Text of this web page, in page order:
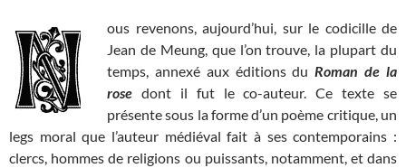
ous revenons, aujourd’hui, sur le codicille de
Jean de Meung, que l’on trouve, la plupart du
temps, annexé aux éditions duRoman de la
rose dont il fut le co-auteur. Ce texte se
présente sous la forme d’un poème critique, un
legs moral que l’auteur médiéval fait à ses contemporains :
clercs, hommes de religions ou puissants, notamment, et dans